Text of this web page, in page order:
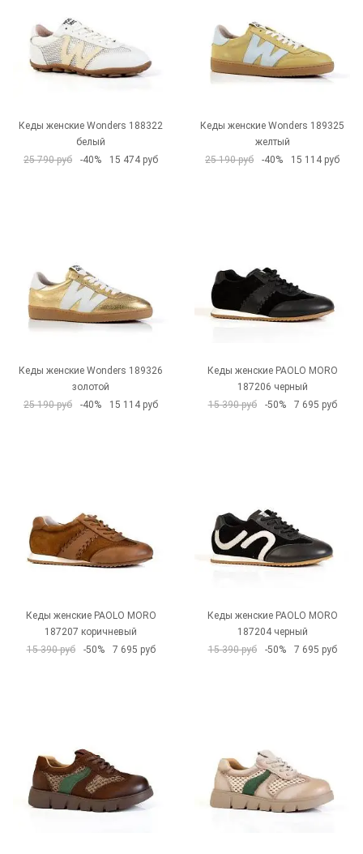
Кеды женские Wonders 188322
белый
25 790 руб
-40% 15 474 руб
Кеды женские Wonders 189325
желтый
25 190 руб
-40% 15 114 руб
Кеды женские Wonders 189326
золотой
25 190 руб
-40% 15 114 руб
Кеды женские PAOLO MORO
187206 черный
15 390 руб
-50% 7 695 руб
Кеды женские PAOLO MORO
187207 коричневый
15 390 руб
-50% 7 695 руб
Кеды женские PAOLO MORO
187204 черный
15 390 руб
-50% 7 695 руб